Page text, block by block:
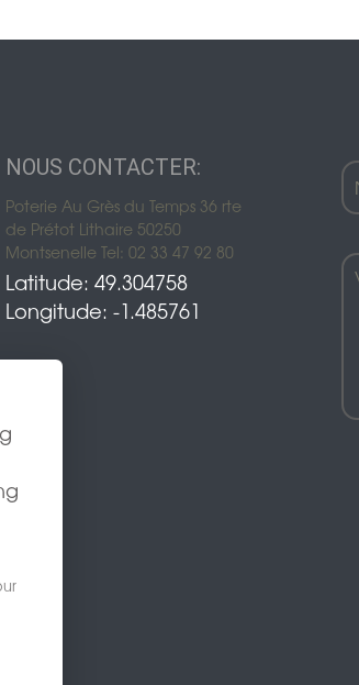
NOUS CONTACTER:
Poterie Au Grès du Temps 36 rte
de Prétot Lithaire 50250
Montsenelle Tel: 02 33 47 92 80
Latitude: 49.304758
Longitude: -1.485761